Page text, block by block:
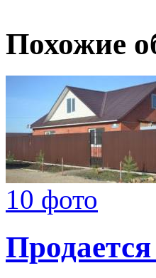
Похожие
10 фото